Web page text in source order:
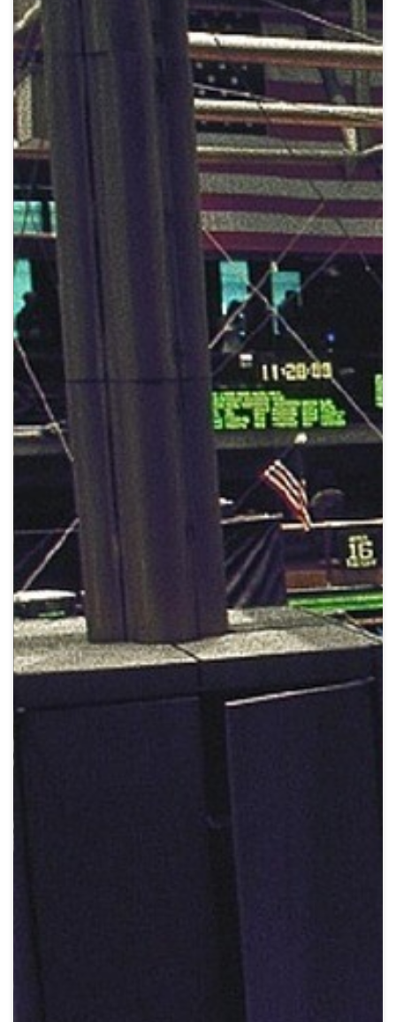
BROKERI
Crypto
Digital payments
TERMENUL ZILEI
Sustainability